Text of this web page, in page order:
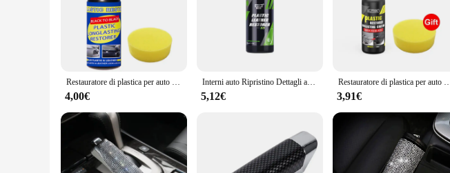
**Unmatched Cleaning Efficiency**
The automobili Pulizia pelle e rivestimenti sets are meticulously crafted to provide the
odors, ensuring that your car's interior remains in pristine condition. The ergonomic design of
professional detailer or a car enthusiast, these sets are designed to meet your cleaning needs with
**Versatile and Comprehensive**
The automobili Pulizia pelle e rivestimenti sets are not just about cleaning; they are about
of your vehicle's interior is thoroughly cleaned. The comprehensive nature of these sets
seats or wiping down fabric-covered surfaces. The performance and property of these
**Built for Professionals and Enthusiasts**
The automobili Pulizia pelle e rivestimenti sets are not just for professionals; they are also
and long-lasting, ensuring that you get the most out of your investment. The performance and
them a go-to choice for both professional detailers and car lovers. Whether you're looking to
perfect choice.
Restauratore di plastica per auto Ritorno al nero lucido Prodotti per la pulizia dell'auto Pelle di plastica Ripristina il rinnovatore di vernici e riparazioni automatiche
4,00€
Interni auto Ripristino Dettagli auto Rivestimento Super Gloss Shine Lucidatura Cura auto Cruscotto Plastica Pelle Ristrutturazione HGKJ s3
5,12€
Restauratore di plastica per auto Ritorno al nero lucido Rinnovatore di plastica Rivestimento
3,91€